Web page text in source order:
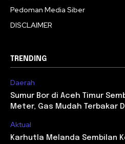
Pedoman Media Siber
DISCLAIMER
TRENDING
Daerah
Sumur Bor di Aceh Timur
Meter, Gas Mudah Terbakar
Aktual
Karhutla Melanda Sembilan